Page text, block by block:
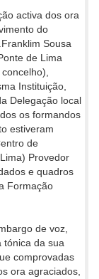
activa dos ora
do
Sousa
de Lima
Instituição,
Delegação local
os formandos
estiveram
de
Provedor
e quadros
Formação
de voz,
tónica da sua
comprovadas
ora agraciados,